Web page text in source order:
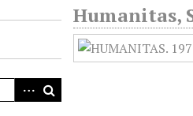
Humanitas,